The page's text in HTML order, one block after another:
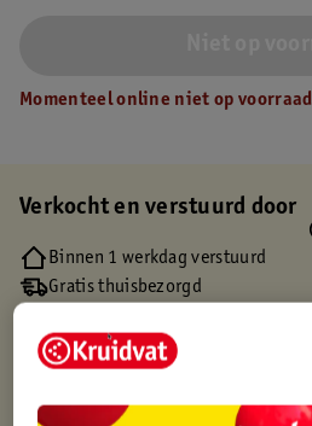
Momenteel online niet op
Verkocht en verstuurd door
Binnen 1 werkdag verstuurd
Gratis thuisbezorgd
Gratis punten met je Kruidvat kaart